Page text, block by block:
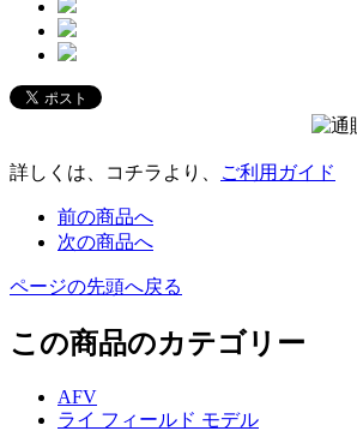
詳しくは、コチラより、 ご利用ガイド
前の商品へ
次の商品へ
ページの先頭へ戻る
この商品のカテゴリー
AFV
ライ フィールド モデル